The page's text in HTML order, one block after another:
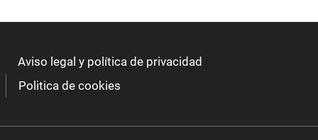
Aviso legal y política de privacidad
Politica de cookies